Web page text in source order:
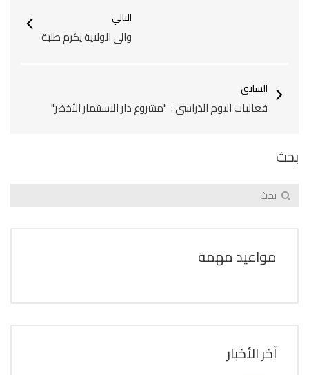
التالي
والي الولاية يكرم طلبة
السابق
فعاليات اليوم الدّراسي : "مشروع دار الاستثمار الأخضر"
بحث
مواعيد مهمة
آخر الأخبار